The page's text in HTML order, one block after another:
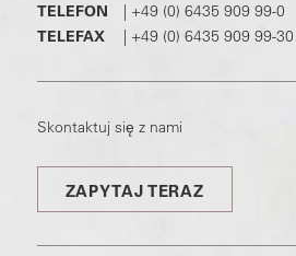
TELEFON
+49 (0) 6435 909 99-0
TELEFAX
+49 (0) 6435 909 99-30
Skontaktuj się z nami
ZAPYTAJ TERAZ